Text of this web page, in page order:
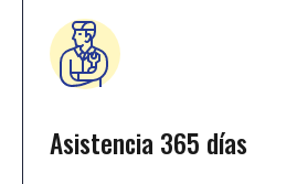
Asistencia 365 días